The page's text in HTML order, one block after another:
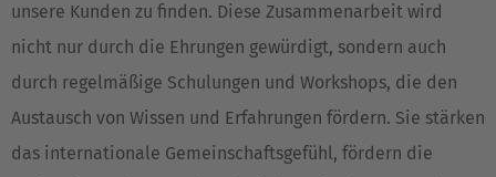
unsere Kunden zu finden. Diese Zusammenarbeit wird
nicht nur durch die Ehrungen gewürdigt, sondern auch
durch regelmäßige Schulungen und Workshops, die den
Austausch von Wissen und Erfahrungen fördern. Sie stärken
das internationale Gemeinschaftsgefühl, fördern die